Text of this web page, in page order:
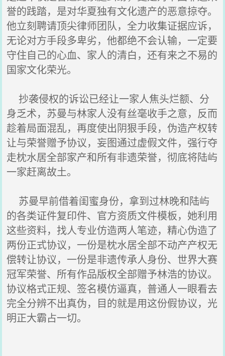
誉的践踏，是对华夏独有文化遗产的恶意掠夺。
他立刻聘请顶尖律师团队，全力收集证据应诉，
无论对方手段多卑劣，他都绝不会认输，一定要
守住自己的心血、家人的清白，还有来之不易的
国家文化荣光。
抄袭侵权的诉讼已经让一家人焦头烂额、分
身乏术，苏曼与林家人没有丝毫收手之意，反而
趁着局面混乱，再度使出阴狠手段，伪造产权转
让与荣誉赠予协议，妄图通过虚假文件，强行夺
走枕水居全部家产和所有非遗荣誉，彻底将陆屿
一家赶离故土。
苏曼早前借着闺蜜身份，拿到过林晚和陆屿
的各类证件复印件、官方资质文件模板，她利用
这些资料，找人专业仿造两人笔迹，精心伪造了
两份正式协议，一份是枕水居全部不动产产权无
偿转让协议，一份是非遗传承人身份、世界大赛
冠军荣誉、所有作品版权全部赠予林浩的协议。
协议格式正规、签名模仿逼真，普通人一眼看去
完全分辨不出真伪，目的就是用这份假协议，光
明正大霸占一切。